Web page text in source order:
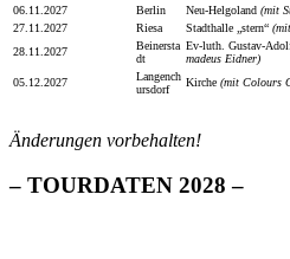
06.11.2027
Berlin Neu-Helgoland (mit
27.11.2027
Riesa Stadthalle „stern“
28.11.2027
Beinersta
dt
Ev-luth. Gustav-
madeus Eidner)
05.12.2027
Langench
ursdorf
Kirche (mit Colours
Änderungen vorbehalten!
– TOURDATEN 2028 –